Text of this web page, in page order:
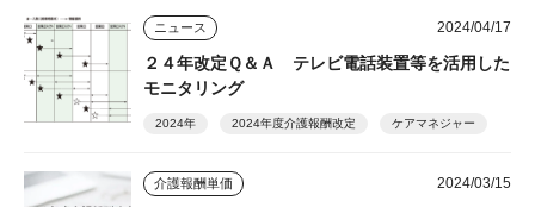
ニュース 2024/04/17
２４年改定Ｑ＆Ａ テレビ電話装置等を活用した
モニタリング
2024年 2024年度介護報酬改定 ケアマネジャー
介護報酬単価 2024/03/15